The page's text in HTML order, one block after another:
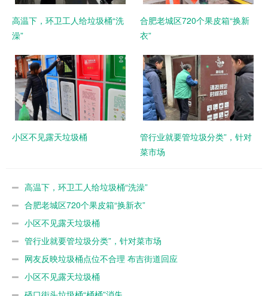
高温下，环卫工人给垃圾桶“洗
澡”
合肥老城区720个果皮箱“换新
衣”
小区不见露天垃圾桶
管行业就要管垃圾分类”，针对
菜市场
高温下，环卫工人给垃圾桶“洗澡”
合肥老城区720个果皮箱“换新衣”
小区不见露天垃圾桶
管行业就要管垃圾分类”，针对菜市场
网友反映垃圾桶点位不合理 布吉街道回应
小区不见露天垃圾桶